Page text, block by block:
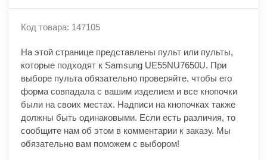
Код товара: 147105
На этой странице представлены пульт или пульты,
которые подходят к Samsung UE55NU7650U. При
выборе пульта обязательно проверяйте, чтобы его
форма совпадала с вашим изделием и все кнопочки
были на своих местах. Надписи на кнопочках также
должны быть одинаковыми. Если есть различия, то
сообщите нам об этом в комментарии к заказу. Мы
обязательно вам поможем с выбором!